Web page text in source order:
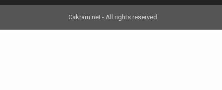
Cakram.net - All rights reserved.